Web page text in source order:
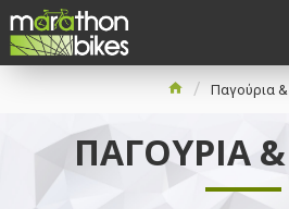
Παγούρια
ΠΑΓΟΎΡΙΑ